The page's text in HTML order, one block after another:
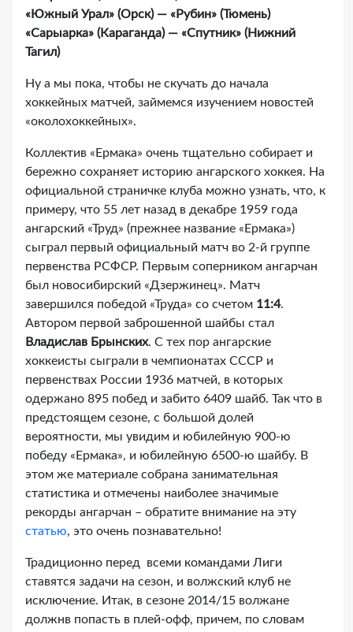
«Южный Урал» (Орск) — «Рубин» (Тюмень)
«Сарыарка» (Караганда) — «Спутник» (Нижний
Тагил)
Ну а мы пока, чтобы не скучать до начала
хоккейных матчей, займемся изучением новостей
«околохоккейных».
Коллектив «Ермака» очень тщательно собирает и
бережно сохраняет историю ангарского хоккея. На
официальной страничке клуба можно узнать, что, к
примеру, что 55 лет назад в декабре 1959 года
ангарский «Труд» (прежнее название «Ермака»)
сыграл первый официальный матч во 2-й группе
первенства РСФСР. Первым соперником ангарчан
был новосибирский «Дзержинец». Матч
завершился победой «Труда» со счетом 11:4.
Автором первой заброшенной шайбы стал
Владислав Брынских. С тех пор ангарские
хоккеисты сыграли в чемпионатах СССР и
первенствах России 1936 матчей, в которых
одержано 895 побед и забито 6409 шайб. Так что в
предстоящем сезоне, с большой долей
вероятности, мы увидим и юбилейную 900-ю
победу «Ермака», и юбилейную 6500-ю шайбу. В
этом же материале собрана занимательная
статистика и отмечены наиболее значимые
рекорды ангарчан – обратите внимание на эту
статью, это очень познавательно!
Традиционно перед всеми командами Лиги
ставятся задачи на сезон, и волжский клуб не
исключение. Итак, в сезоне 2014/15 волжане
должнв попасть в плей-офф, причем, по словам